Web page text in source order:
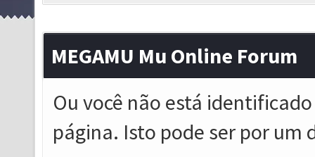
MEGAMU Mu Online Forum
Ou você não está
página. Isto pode ser por um